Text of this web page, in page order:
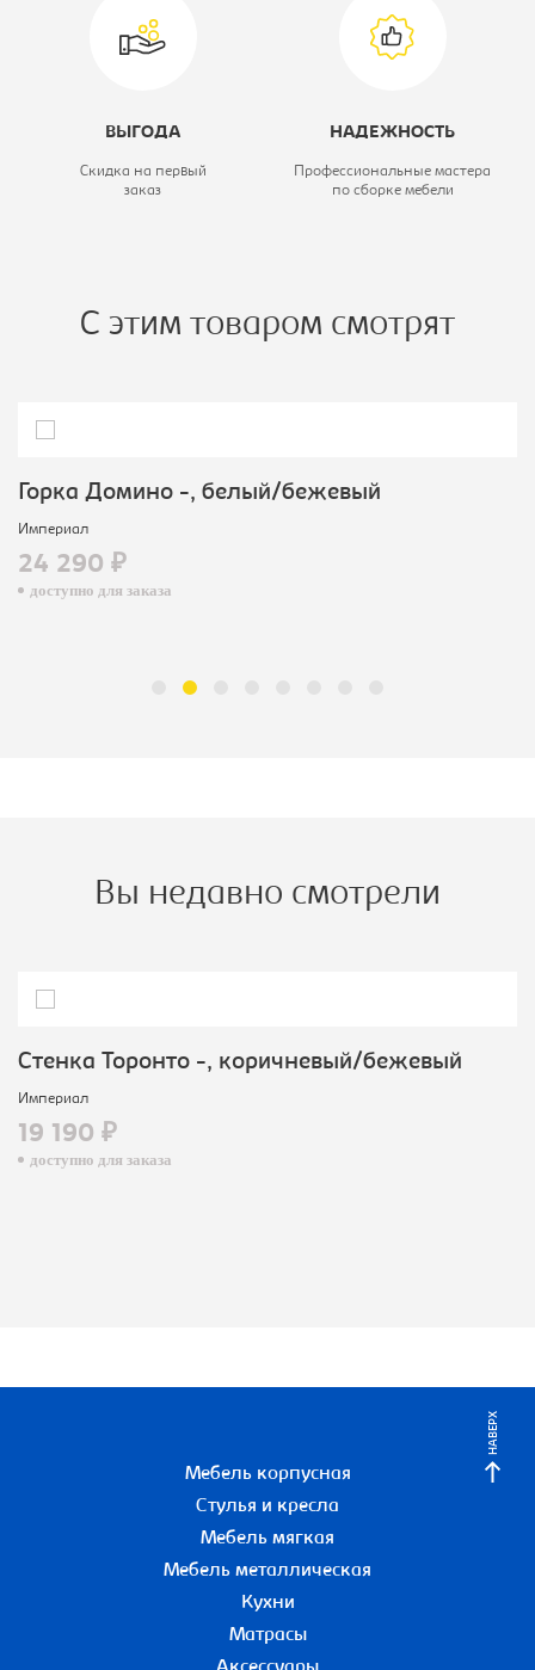
ВЫГОДА
Скидка на первый
заказ
НАДЕЖНОСТЬ
Профессиональные мастера
по сборке мебели
С этим товаром смотрят
Горка Домино -, белый/бежевый
Империал
24 290 ₽
доступно для заказа
Вы недавно смотрели
Стенка Торонто -, коричневый/бежевый
Империал
19 190 ₽
доступно для заказа
НАВЕРХ
Мебель корпусная
Стулья и кресла
Мебель мягкая
Мебель металлическая
Кухни
Матрасы